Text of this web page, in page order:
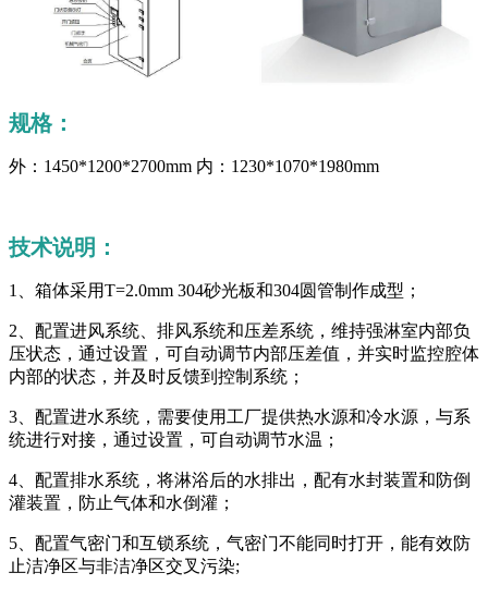
规格：
外：1450*1200*2700mm 内：1230*1070*1980mm
技术说明：
1、箱体采用T=2.0mm 304砂光板和304圆管制作成型；
2、配置进风系统、排风系统和压差系统，维持强淋室内部负
压状态，通过设置，可自动调节内部压差值，并实时监控腔体
内部的状态，并及时反馈到控制系统；
3、配置进水系统，需要使用工厂提供热水源和冷水源，与系
统进行对接，通过设置，可自动调节水温；
4、配置排水系统，将淋浴后的水排出，配有水封装置和防倒
灌装置，防止气体和水倒灌；
5、配置气密门和互锁系统，气密门不能同时打开，能有效防
止洁净区与非洁净区交叉污染;